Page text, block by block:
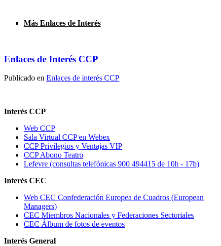
Más Enlaces de Interés
Enlaces de Interés CCP
Publicado en Enlaces de interés CCP
Interés CCP
Web CCP
Sala Virtual CCP en Webex
CCP Privilegios y Ventajas VIP
CCP Abono Teatro
Lefevre (consultas telefónicas 900 494415 de 10h - 17h)
Interés CEC
Web CEC Confederación Europea de Cuadros (European
Managers)
CEC Miembros Nacionales y Federaciones Sectoriales
CEC Álbum de fotos de eventos
Interés General